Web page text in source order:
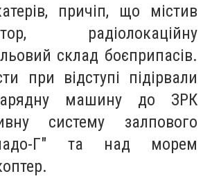
причіп, що містив
радіолокаційну
склад боєприпасів.
при відступі підірвали
зарядну машину до ЗРК
систему залпового
Г" та над морем